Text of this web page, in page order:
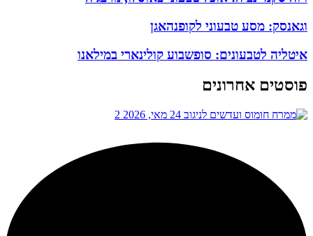
וגאנסק: מסע טבעוני לקופנהאגן
איטליה לטבעונים: סופשבוע קולינארי במילאנו
פוסטים אחרונים
24 מאי, 2026 2